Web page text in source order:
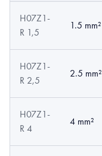
H07Z1-
R 1,5
1.5 mm²
H07Z1-
R 2,5
2.5 mm²
H07Z1-
R 4
4 mm²